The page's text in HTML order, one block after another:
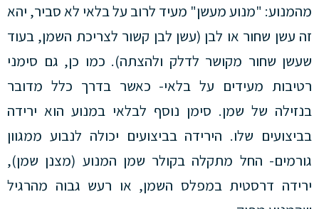
מהמנוע: "מנוע מעשן" מעיד לרוב על בלאי לא סביר, יהא
זה עשן שחור או לבן (עשן לבן קשור לצריכת השמן, בעוד
שעשן שחור מקושר לדלק ולהצתה). כמו כן, גם סימני
רטיבות מעידים על בלאי- כאשר בדרך כלל מדובר
בנזילה של שמן. סימן נוסף לבלאי במנוע הוא ירידה
בביצועים שלו. הירידה בביצועים יכולה לנבוע ממגוון
גורמים- החל מתקלה בקולר שמן המנוע (מצנן שמן),
ירידה דרסטית במפלס השמן, או רעש גבוה מהרגיל